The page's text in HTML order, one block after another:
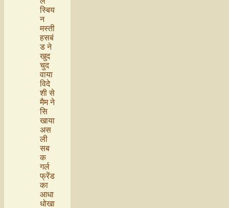
स्बिय
न
मस्ती
हसबं
ड ने
खुद
चुद
वाया
विदे
शी से
मैम ने
सि
खाया
अस
ली
सब
क
गर्ल
फ्रेंड
का
आधा
धोखा